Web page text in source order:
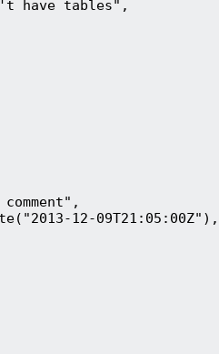
have tables",
comment",
12-09T21:05:00Z"),